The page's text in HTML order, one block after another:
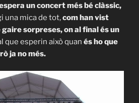
un concert més bé clàssic,
una mica de tot,com han vist
sorpreses, on al final és un
que esperin això quan és ho que
ja no més.